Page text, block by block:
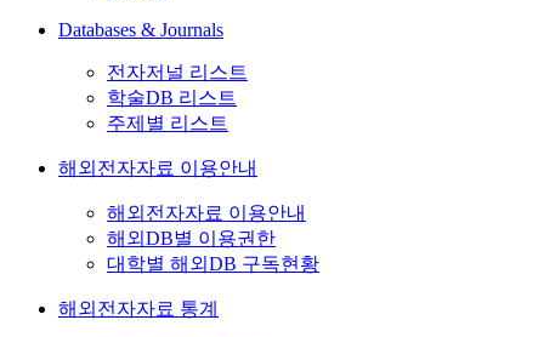
Databases & Journals
전자저널 리스트
학술DB 리스트
주제별 리스트
해외전자자료 이용안내
해외전자자료 이용안내
해외DB별 이용권한
대학별 해외DB 구독현황
해외전자자료 통계